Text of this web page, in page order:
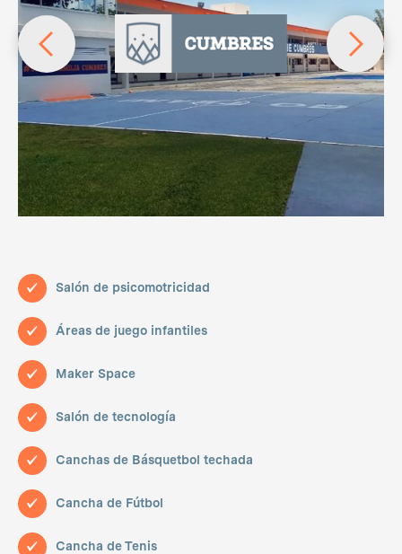
Salón de psicomotricidad
Áreas de juego infantiles
Maker Space
Salón de tecnología
Canchas de Básquetbol techada
Cancha de Fútbol
Cancha de Tenis